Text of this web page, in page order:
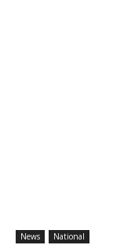
News National